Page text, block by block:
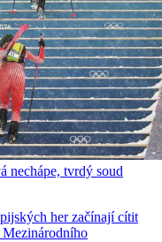
nechápe, tvrdý soud
her začínají cítit